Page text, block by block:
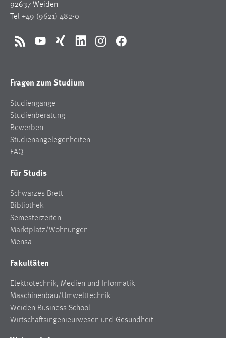
92637 Weiden
Tel +49 (9621) 482-0
RSS YouTubeXing LinkedInInstagramFacebook
Fragen zum Studium
Studiengänge
Studienberatung
Bewerben
Studienangelegenheiten
FAQ
Für Studis
Schwarzes Brett
Bibliothek
Semesterzeiten
Marktplatz/Wohnungen
Mensa
Fakultäten
Elektrotechnik, Medien und Informatik
Maschinenbau/Umwelttechnik
Weiden Business School
Wirtschaftsingenieurwesen und Gesundheit